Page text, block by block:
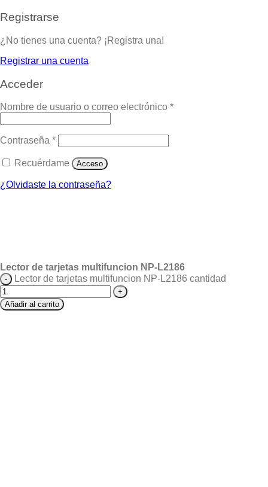
Registrarse
¿No tienes una cuenta? ¡Registra una!
Registrar una cuenta
Acceder
Nombre de usuario o correo electrónico *
Contraseña *
Recuérdame Acceso
¿Olvidaste la contraseña?
Lector de tarjetas multifuncion NP-L2186
Lector de tarjetas multifuncion NP-L2186 cantidad
Añadir al carrito